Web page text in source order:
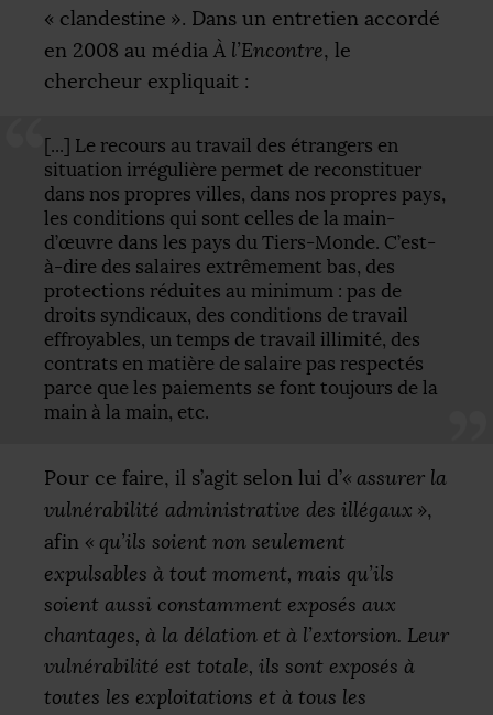
« clandestine ». Dans un entretien accordé
en 2008 au média À l’Encontre, le
chercheur expliquait :
[...] Le recours au travail des étrangers en
situation irrégulière permet de reconstituer
dans nos propres villes, dans nos propres pays,
les conditions qui sont celles de la main-
d’œuvre dans les pays du Tiers-Monde. C’est-
à-dire des salaires extrêmement bas, des
protections réduites au minimum : pas de
droits syndicaux, des conditions de travail
effroyables, un temps de travail illimité, des
contrats en matière de salaire pas respectés
parce que les paiements se font toujours de la
main à la main, etc.
Pour ce faire, il s’agit selon lui d’« assurer la
vulnérabilité administrative des illégaux »,
afin « qu’ils soient non seulement
expulsables à tout moment, mais qu’ils
soient aussi constamment exposés aux
chantages, à la délation et à l’extorsion. Leur
vulnérabilité est totale, ils sont exposés à
toutes les exploitations et à tous les